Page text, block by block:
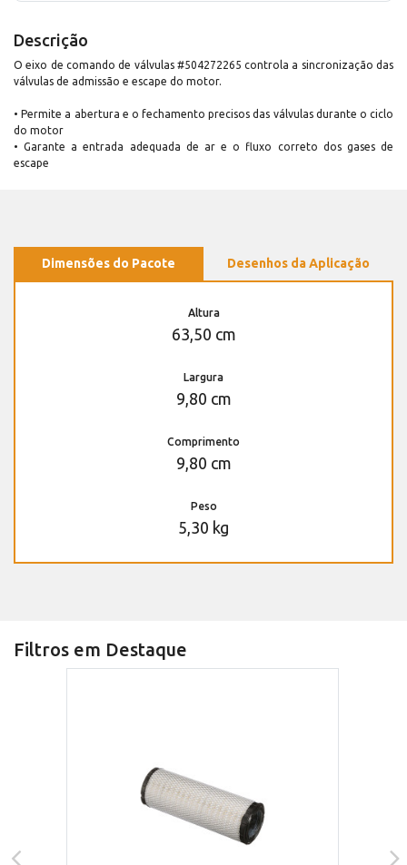
Descrição
O eixo de comando de válvulas #504272265 controla a sincronização das
válvulas de admissão e escape do motor.
• Permite a abertura e o fechamento precisos das válvulas durante o ciclo
do motor
• Garante a entrada adequada de ar e o fluxo correto dos gases de
escape
Dimensões do Pacote Desenhos da Aplicação
Altura
63,50 cm
Largura
9,80 cm
Comprimento
9,80 cm
Peso
5,30 kg
Filtros em Destaque